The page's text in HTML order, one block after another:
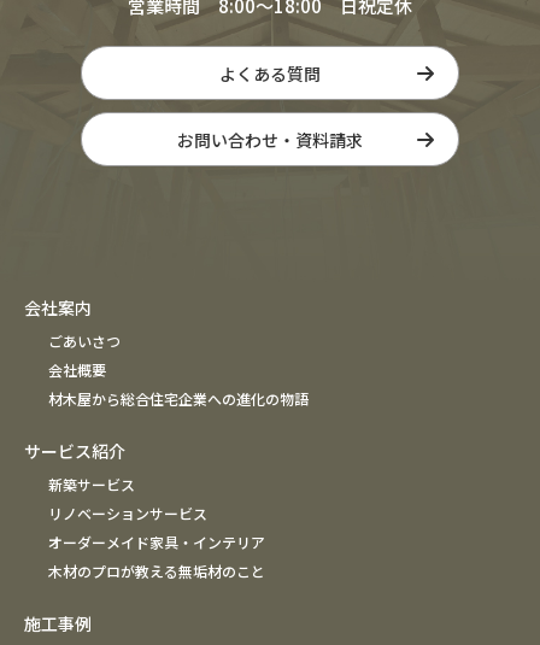
営業時間 8:00～18:00 日祝定休
よくある質問
お問い合わせ・資料請求
会社案内
ごあいさつ
会社概要
材木屋から総合住宅企業への進化の物語
サービス紹介
新築サービス
リノベーションサービス
オーダーメイド家具・インテリア
木材のプロが教える無垢材のこと
施工事例